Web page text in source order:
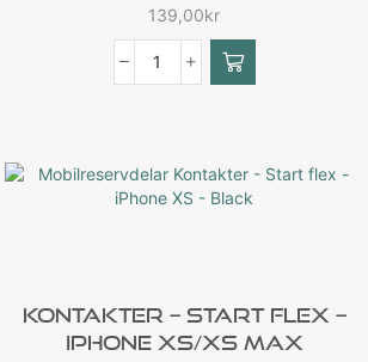
139,00kr
Kontakter – Start Flex –
IPhone XS/XS Max